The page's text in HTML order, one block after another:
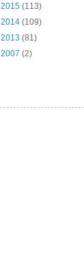
2015 (113)
2014 (109)
2013 (81)
2007 (2)